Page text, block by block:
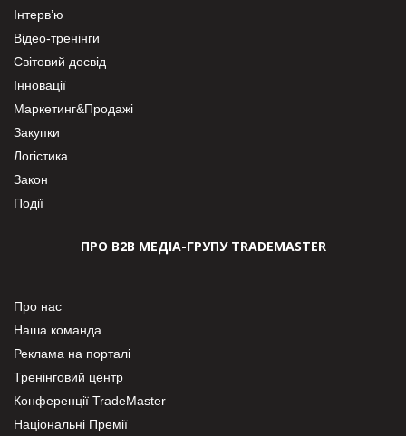
Інтерв’ю
Відео-тренінги
Світовий досвід
Інновації
Маркетинг&Продажі
Закупки
Логістика
Закон
Події
ПРО В2В МЕДІА-ГРУПУ TRADEMASTER
Про нас
Наша команда
Реклама на порталі
Тренінговий центр
Конференції TradeMaster
Національні Премії